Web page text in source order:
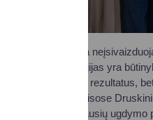
„Šiuolaikinė mokykla
pažangias technologijas yra
tik gerina mokymosi rezultatus,
išsikėlėme tikslą – visose
prieigą prie pažangiausių